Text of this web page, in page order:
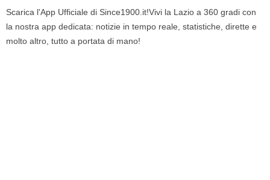
Scarica l'App Ufficiale di Since1900.it!Vivi la Lazio a 360 gradi con
la nostra app dedicata: notizie in tempo reale, statistiche, dirette e
molto altro, tutto a portata di mano!